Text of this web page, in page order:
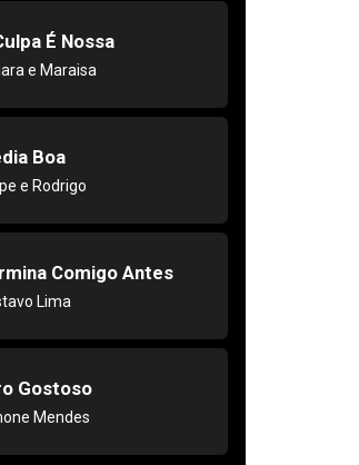
É Nossa
e Maraisa
Boa
e Rodrigo
Comigo Antes
Lima
Gostoso
Mendes